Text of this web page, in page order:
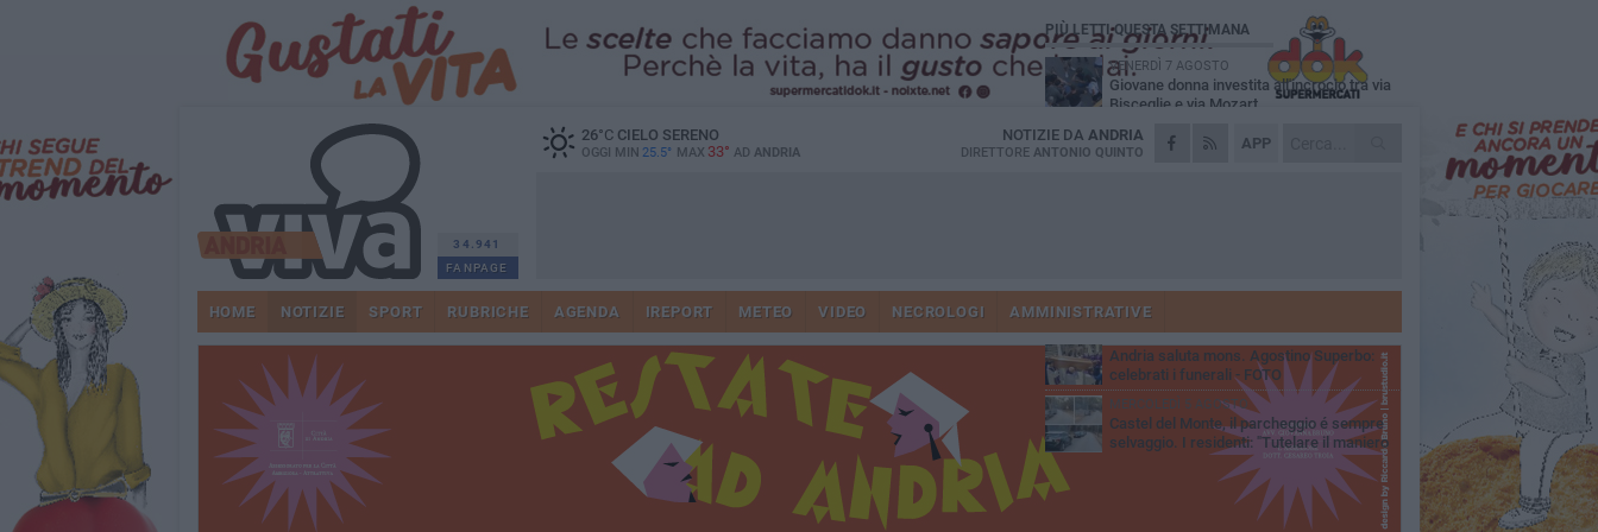
34.941
FANPAGE
26°CCIELO SERENO
OGGI MIN 25.5° MAX 33° AD ANDRIA
APP
NOTIZIE DA ANDRIA
DIRETTORE ANTONIO QUINTO
HOME NOTIZIE SPORT RUBRICHE AGENDA IREPORT METEO VIDEO NECROLOGI AMMINISTRATIVE
PIÙ LETTI QUESTA SETTIMANA
VENERDÌ 7 AGOSTO
Giovane donna investita all'incrocio tra via
Bisceglie e via Mozart
MARTEDÌ 4 AGOSTO
Cattivo odore dall’abitazione, la macabra
Si potenzia la dotazione organica della
Polizia di Stato nella Bat
MARTEDÌ 4 AGOSTO
Andria saluta mons. Agostino Superbo:
celebrati i funerali - FOTO
MERCOLEDÌ 5 AGOSTO
Castel del Monte, il parcheggio é sempre
selvaggio. I residenti: "Tutelare il maniero
tra vivibilità e rispetto del paesaggio"